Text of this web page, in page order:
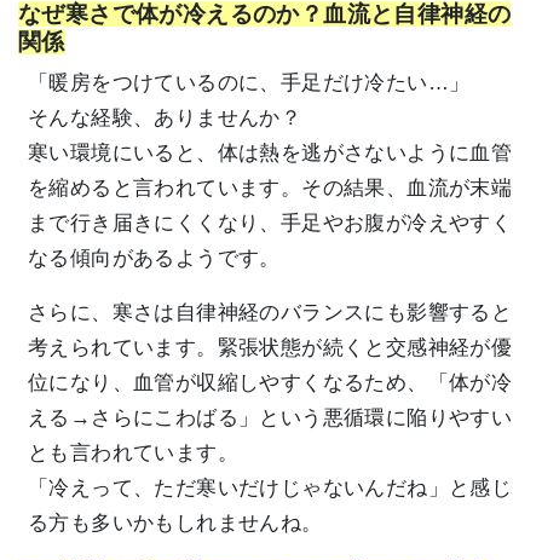
なぜ寒さで体が冷えるのか？血流と自律神経の
関係
「暖房をつけているのに、手足だけ冷たい…」
そんな経験、ありませんか？
寒い環境にいると、体は熱を逃がさないように血管
を縮めると言われています。その結果、血流が末端
まで行き届きにくくなり、手足やお腹が冷えやすく
なる傾向があるようです。
さらに、寒さは自律神経のバランスにも影響すると
考えられています。緊張状態が続くと交感神経が優
位になり、血管が収縮しやすくなるため、「体が冷
える→さらにこわばる」という悪循環に陥りやすい
とも言われています。
「冷えって、ただ寒いだけじゃないんだね」と感じ
る方も多いかもしれませんね。